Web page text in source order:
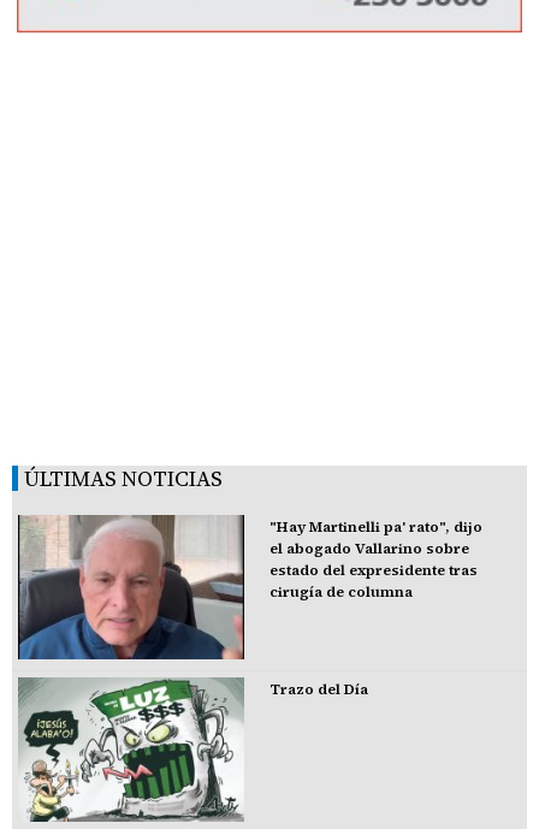
ÚLTIMAS NOTICIAS
"Hay Martinelli pa' rato", dijo
el abogado Vallarino sobre
estado del expresidente tras
cirugía de columna
Trazo del Día